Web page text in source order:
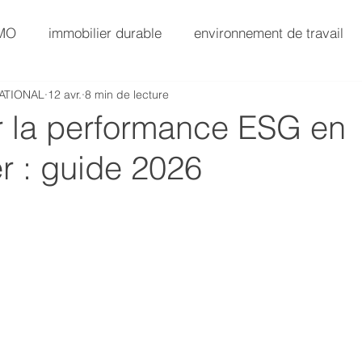
immobilier durable environnement de travail
AMO Immobilier
AMO Exploitation
la performance ESG en
: guide 2026
12 avr. 8 min de lecture